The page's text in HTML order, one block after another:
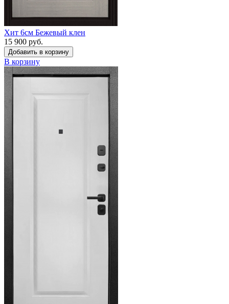
Хит 6см Бежевый клен
15 900 руб.
Добавить в корзину
В корзину